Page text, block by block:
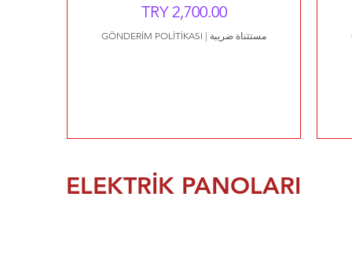
السعر‏2,700.00 TRY
مستثناة ضريبة |
GÖNDERİM POLİTİKASI
ELEKTRİK PANOLARI